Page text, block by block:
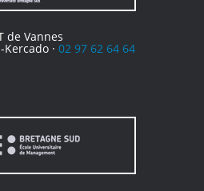
de Vannes
· 02 97 62 64 64